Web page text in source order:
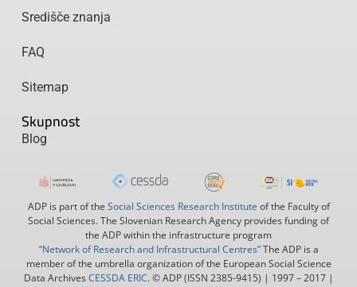
Središče znanja
FAQ
Sitemap
Skupnost
Blog
ADP is part of the Social Sciences Research Institute of the Faculty of
Social Sciences. The Slovenian Research Agency provides funding of
the ADP within the infrastructure program
“Network of Research and Infrastructural Centres”The ADP is a
member of the umbrella organization of the European Social Science
Data Archives CESSDA ERIC. © ADP (ISSN 2385-9415) | 1997 – 2017 |